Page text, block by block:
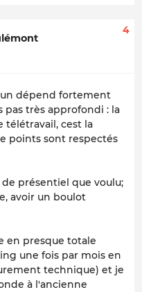
4
dépend fortement
pas très approfondi : la
télétravail, cest la
points sont respectés
présentiel que voulu;
avoir un boulot
en presque totale
une fois par mois en
technique) et je
à l'ancienne